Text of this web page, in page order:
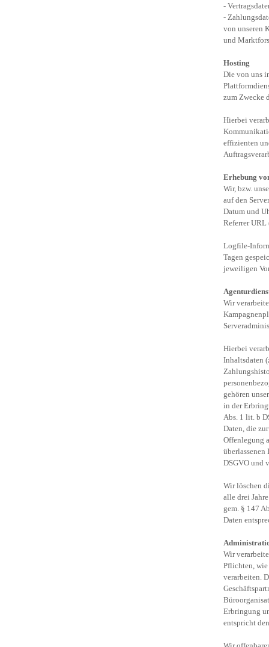
-
-
von unseren
und
Hosting
Die von uns
zum Zwecke
Hierbei
effizienten
Erhebung
Wir, bzw.
auf den
Datum und
Referrer URL
Logfile-
Tagen
jeweiligen
Wir
Hierbei
Inhaltsdaten
gehören
in der
Abs. 1 lit. b
Daten, die
Offenlegung
überlassenen
DSGVO und
Wir löschen
alle drei
gem. § 147
Daten
Wir
Pflichten, wie
verarbeiten.
Erbringung
entspricht